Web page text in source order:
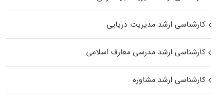
کارشناسی ارشد مدیریت دریایی
کارشناسی ارشد مدرسی معارف اسلامی
کارشناسی ارشد مشاوره